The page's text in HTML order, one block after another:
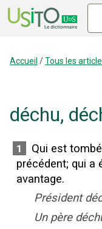
Accueil /Tous les
déchu,
1
Qui est
précédent; qui a
avantage.
Président
Un père